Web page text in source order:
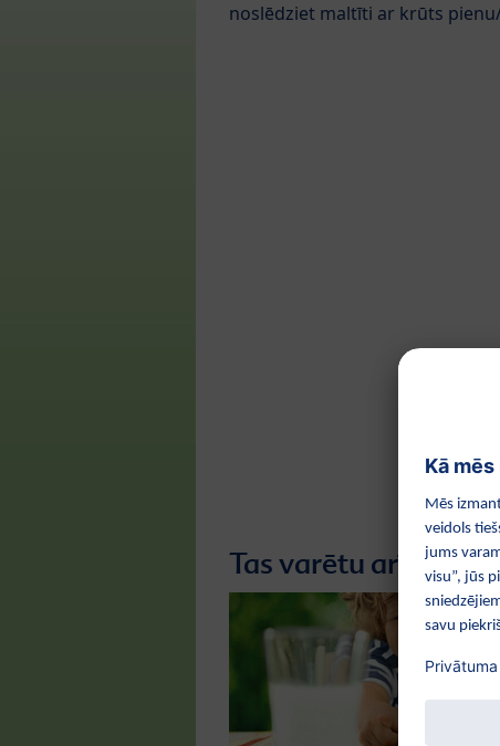
noslēdziet maltīti ar krūts
Tas varētu arī jūs